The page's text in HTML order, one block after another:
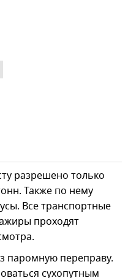
разрешено только
Также по нему
Все транспортные
проходят
паромную переправу.
сухопутным